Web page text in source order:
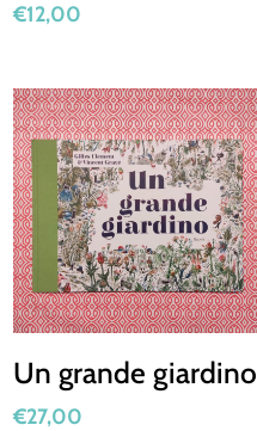
€12,00
Un grande giardino
€27,00